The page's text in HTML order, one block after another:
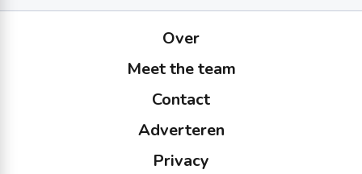
Over
Meet the team
Contact
Adverteren
Privacy